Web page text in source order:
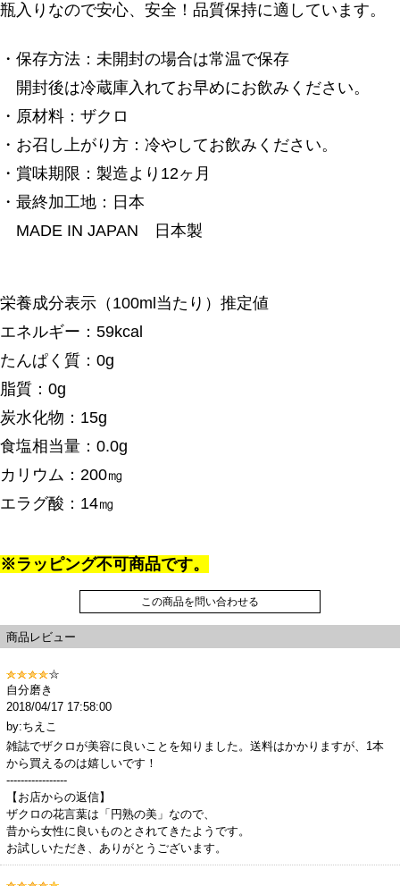
瓶入りなので安心、安全！品質保持に適しています。
・保存方法：未開封の場合は常温で保存
開封後は冷蔵庫入れてお早めにお飲みください。
・原材料：ザクロ
・お召し上がり方：冷やしてお飲みください。
・賞味期限：製造より12ヶ月
・最終加工地：日本
MADE IN JAPAN 日本製
栄養成分表示（100ml当たり）推定値
エネルギー：59kcal
たんぱく質：0g
脂質：0g
炭水化物：15g
食塩相当量：0.0g
カリウム：200㎎
エラグ酸：14㎎
※ラッピング不可商品です。
この商品を問い合わせる
商品レビュー
自分磨き
2018/04/17 17:58:00
by:ちえこ
雑誌でザクロが美容に良いことを知りました。送料はかかりますが、1本
から買えるのは嬉しいです！
-----------------
【お店からの返信】
ザクロの花言葉は「円熟の美」なので、
昔から女性に良いものとされてきたようです。
お試しいただき、ありがとうございます。